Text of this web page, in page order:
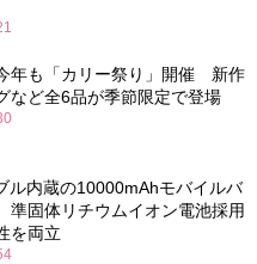
年も「カリー祭り」開催 新作
など全6品が季節限定で登場
ル内蔵の10000mAhモバイルバ
固体リチウムイオン電池採用
を両立